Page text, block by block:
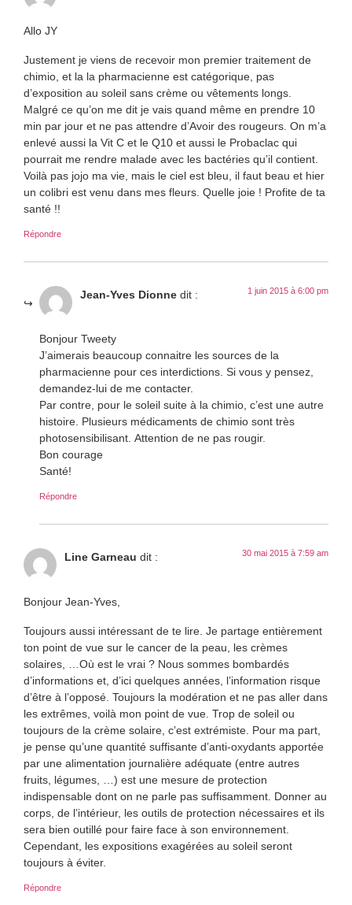
Allo JY
Justement je viens de recevoir mon premier traitement de
chimio, et la la pharmacienne est catégorique, pas
d’exposition au soleil sans crème ou vêtements longs.
Malgré ce qu’on me dit je vais quand même en prendre 10
min par jour et ne pas attendre d’Avoir des rougeurs. On m’a
enlevé aussi la Vit C et le Q10 et aussi le Probaclac qui
pourrait me rendre malade avec les bactéries qu’il contient.
Voilà pas jojo ma vie, mais le ciel est bleu, il faut beau et hier
un colibri est venu dans mes fleurs. Quelle joie ! Profite de ta
santé !!
Répondre
Jean-Yves Dionne dit : 1 juin 2015 à 6:00 pm
Bonjour Tweety
J’aimerais beaucoup connaitre les sources de la
pharmacienne pour ces interdictions. Si vous y pensez,
demandez-lui de me contacter.
Par contre, pour le soleil suite à la chimio, c’est une autre
histoire. Plusieurs médicaments de chimio sont très
photosensibilisant. Attention de ne pas rougir.
Bon courage
Santé!
Répondre
Line Garneau dit : 30 mai 2015 à 7:59 am
Bonjour Jean-Yves,
Toujours aussi intéressant de te lire. Je partage entièrement
ton point de vue sur le cancer de la peau, les crèmes
solaires, …Où est le vrai ? Nous sommes bombardés
d’informations et, d’ici quelques années, l’information risque
d’être à l’opposé. Toujours la modération et ne pas aller dans
les extrêmes, voilà mon point de vue. Trop de soleil ou
toujours de la crème solaire, c’est extrémiste. Pour ma part,
je pense qu’une quantité suffisante d’anti-oxydants apportée
par une alimentation journalière adéquate (entre autres
fruits, légumes, …) est une mesure de protection
indispensable dont on ne parle pas suffisamment. Donner au
corps, de l’intérieur, les outils de protection nécessaires et ils
sera bien outillé pour faire face à son environnement.
Cependant, les expositions exagérées au soleil seront
toujours à éviter.
Répondre